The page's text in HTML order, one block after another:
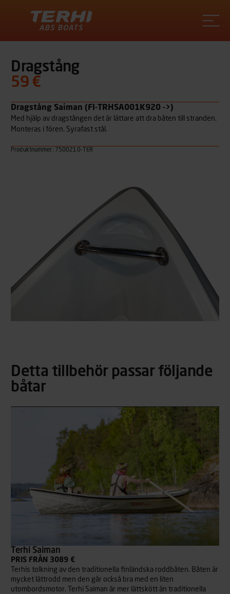
Dragstång
59 €
Dragstång Saiman (FI-TRHSA001K920 ->)
Med hjälp av dragstången det är lättare att dra båten till stranden.
Monteras i fören. Syrafast stål.
Produktnummer: 7500210-TER
Detta tillbehör passar följande
båtar
Terhi Saiman
PRIS FRÅN 3089 €
Terhis tolkning av den traditionella finländska roddbåten. Båten är
mycket lättrodd men den går också bra med en liten
utombordsmotor. Terhi Saiman är mer lättskött än traditionella